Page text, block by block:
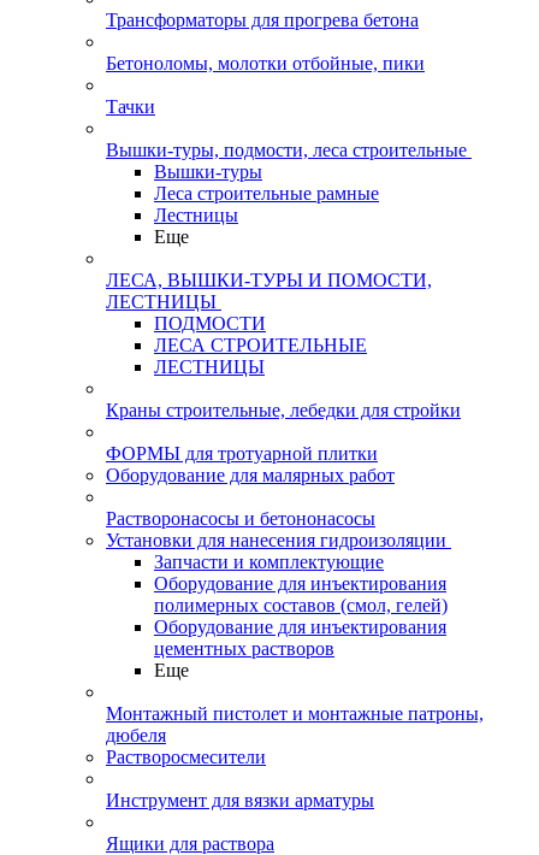
Трансформаторы для прогрева бетона
Бетоноломы, молотки отбойные, пики
Тачки
Вышки-туры, подмости, леса строительные
Вышки-туры
Леса строительные рамные
Лестницы
Еще
ЛЕСА, ВЫШКИ-ТУРЫ И ПОМОСТИ,
ЛЕСТНИЦЫ
ПОДМОСТИ
ЛЕСА СТРОИТЕЛЬНЫЕ
ЛЕСТНИЦЫ
Краны строительные, лебедки для стройки
ФОРМЫ для тротуарной плитки
Оборудование для малярных работ
Растворонасосы и бетононасосы
Установки для нанесения гидроизоляции
Запчасти и комплектующие
Оборудование для инъектирования
полимерных составов (смол, гелей)
Оборудование для инъектирования
цементных растворов
Еще
Монтажный пистолет и монтажные патроны,
дюбеля
Растворосмесители
Инструмент для вязки арматуры
Ящики для раствора